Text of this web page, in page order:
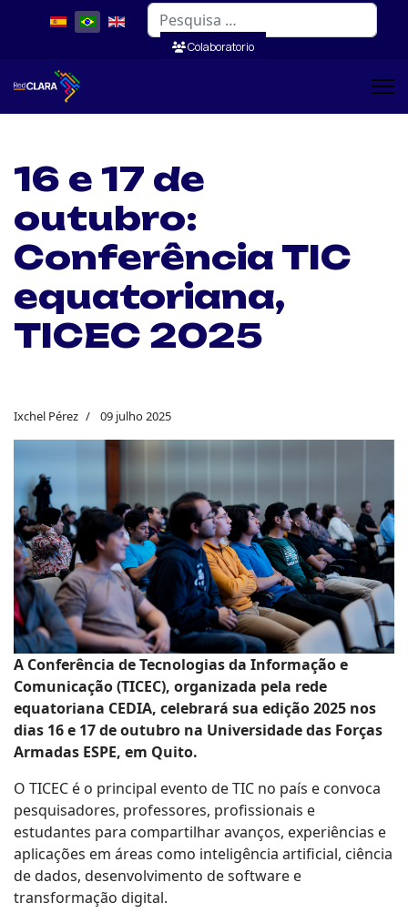
Pesquisar
Colaboratorio
16 e 17 de
outubro:
Conferência TIC
equatoriana,
TICEC 2025
Ixchel Pérez 09 julho 2025
A Conferência de Tecnologias da Informação e
Comunicação (TICEC), organizada pela rede
equatoriana CEDIA, celebrará sua edição 2025 nos
dias 16 e 17 de outubro na Universidade das Forças
Armadas ESPE, em Quito.
O TICEC é o principal evento de TIC no país e convoca
pesquisadores, professores, profissionais e
estudantes para compartilhar avanços, experiências e
aplicações em áreas como inteligência artificial, ciência
de dados, desenvolvimento de software e
transformação digital.